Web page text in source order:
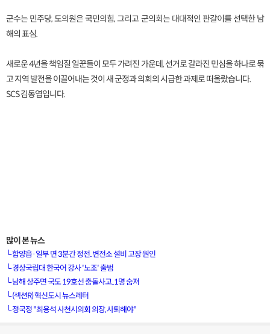
군수는 민주당, 도의원은 국민의힘, 그리고 군의회는 대대적인 판갈이를 선택한 남
해의 표심.
새로운 4년을 책임질 일꾼들이 모두 가려진 가운데, 선거로 갈라진 민심을 하나로 묶
고 지역 발전을 이끌어내는 것이 새 군정과 의회의 시급한 과제로 떠올랐습니다.
SCS 김동엽입니다.
많이 본 뉴스
└함양읍·일부 면 3분간 정전..변전소 설비 고장 원인
└경상국립대 한국어 강사 '노조' 출범
└남해 상주면 국도 19호선 충돌사고..1명 숨져
└(섹션R) 혁신도시 뉴스레터
└정국정 "최용석 사천시의회 의장, 사퇴해야"
[서경방송] 일부 채널편성 변경 안내의 건 (7/22)